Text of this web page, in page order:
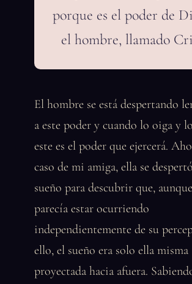
porque es el poder de
el hombre, llamado
El hombre se está despertando
a este poder y cuando lo oiga y
este es el poder que ejercerá.
caso de mi amiga, ella se
sueño para descubrir que,
parecía estar ocurriendo
independientemente de su
ello, el sueño era solo ella misma
proyectada hacia afuera.